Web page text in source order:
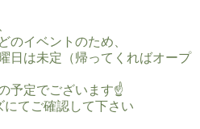
のイベントのため、
日は未定（帰ってくればオープ
予定でございます☝
てご確認して下さい